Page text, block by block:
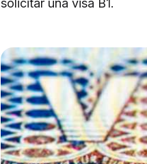
solicitar una visa B1.